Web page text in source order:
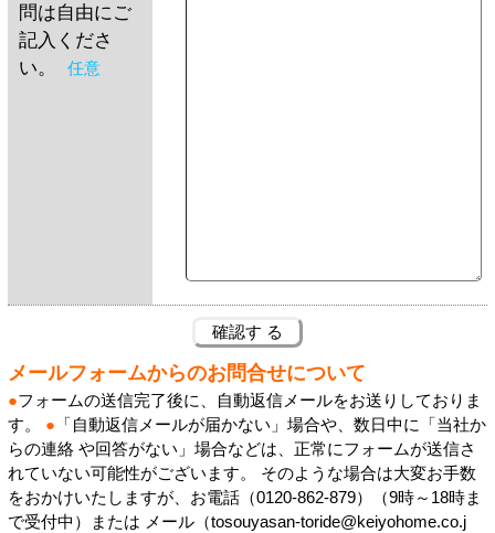
問は自由にご
記入くださ
い。
任意
メールフォームからのお問合せについて
●フォームの送信完了後に、自動返信メールをお送りしておりま
す。 ● 「自動返信メールが届かない」場合や、数日中に「当社か
らの連絡 や回答がない」場合などは、正常にフォームが送信さ
れていない可能性がございます。 そのような場合は大変お手数
をおかけいたしますが、お電話（0120-862-879）（9時～18時ま
で受付中）または メール（tosouyasan-toride@keiyohome.co.j